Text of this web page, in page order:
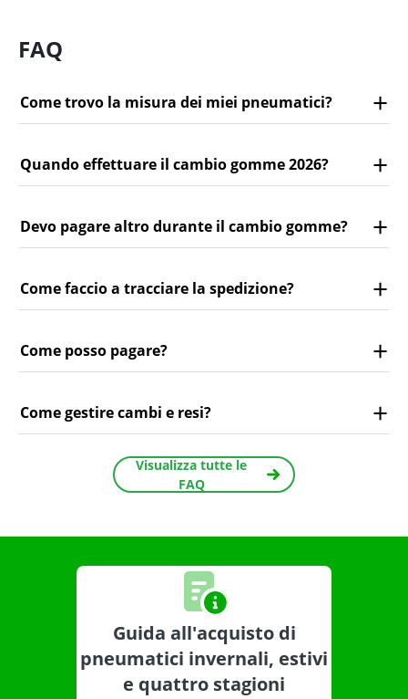
FAQ
Come trovo la misura dei miei pneumatici?
Quando effettuare il cambio gomme 2026?
Devo pagare altro durante il cambio gomme?
Come faccio a tracciare la spedizione?
Come posso pagare?
Come gestire cambi e resi?
Visualizza tutte le
FAQ
Guida all'acquisto di
pneumatici invernali, estivi
e quattro stagioni